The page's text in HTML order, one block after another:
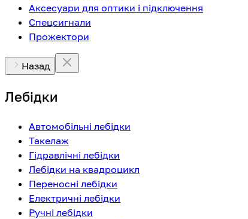
Аксесуари для оптики і підключення
Спецсигнали
Прожектори
Назад
Лебідки
Автомобільні лебідки
Такелаж
Гідравлічні лебідки
Лебідки на квадроцикл
Переносні лебідки
Електричні лебідки
Ручні лебідки